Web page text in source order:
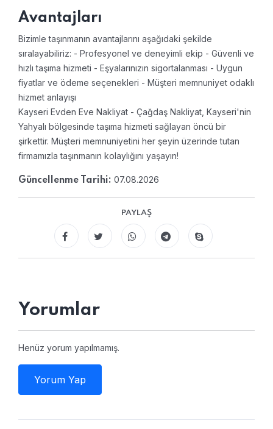
Avantajları
Bizimle taşınmanın avantajlarını aşağıdaki şekilde
sıralayabiliriz: - Profesyonel ve deneyimli ekip - Güvenli ve
hızlı taşıma hizmeti - Eşyalarınızın sigortalanması - Uygun
fiyatlar ve ödeme seçenekleri - Müşteri memnuniyet odaklı
hizmet anlayışı
Kayseri Evden Eve Nakliyat - Çağdaş Nakliyat, Kayseri'nin
Yahyalı bölgesinde taşıma hizmeti sağlayan öncü bir
şirkettir. Müşteri memnuniyetini her şeyin üzerinde tutan
firmamızla taşınmanın kolaylığını yaşayın!
Güncellenme Tarihi: 07.08.2026
PAYLAŞ
Yorumlar
Henüz yorum yapılmamış.
Yorum Yap